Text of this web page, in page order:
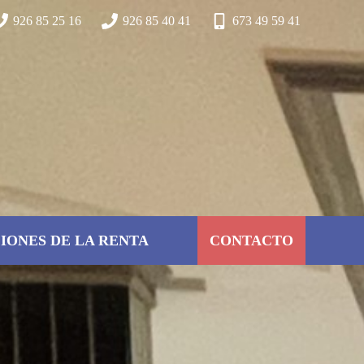
926 85 25 16 926 85 40 41 673 49 59 41
DE LA RENTA CONTACTO